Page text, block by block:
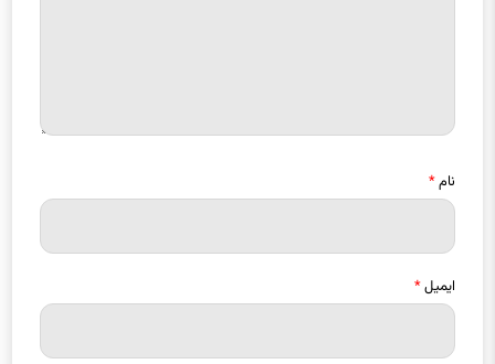
نام*
ایمیل*